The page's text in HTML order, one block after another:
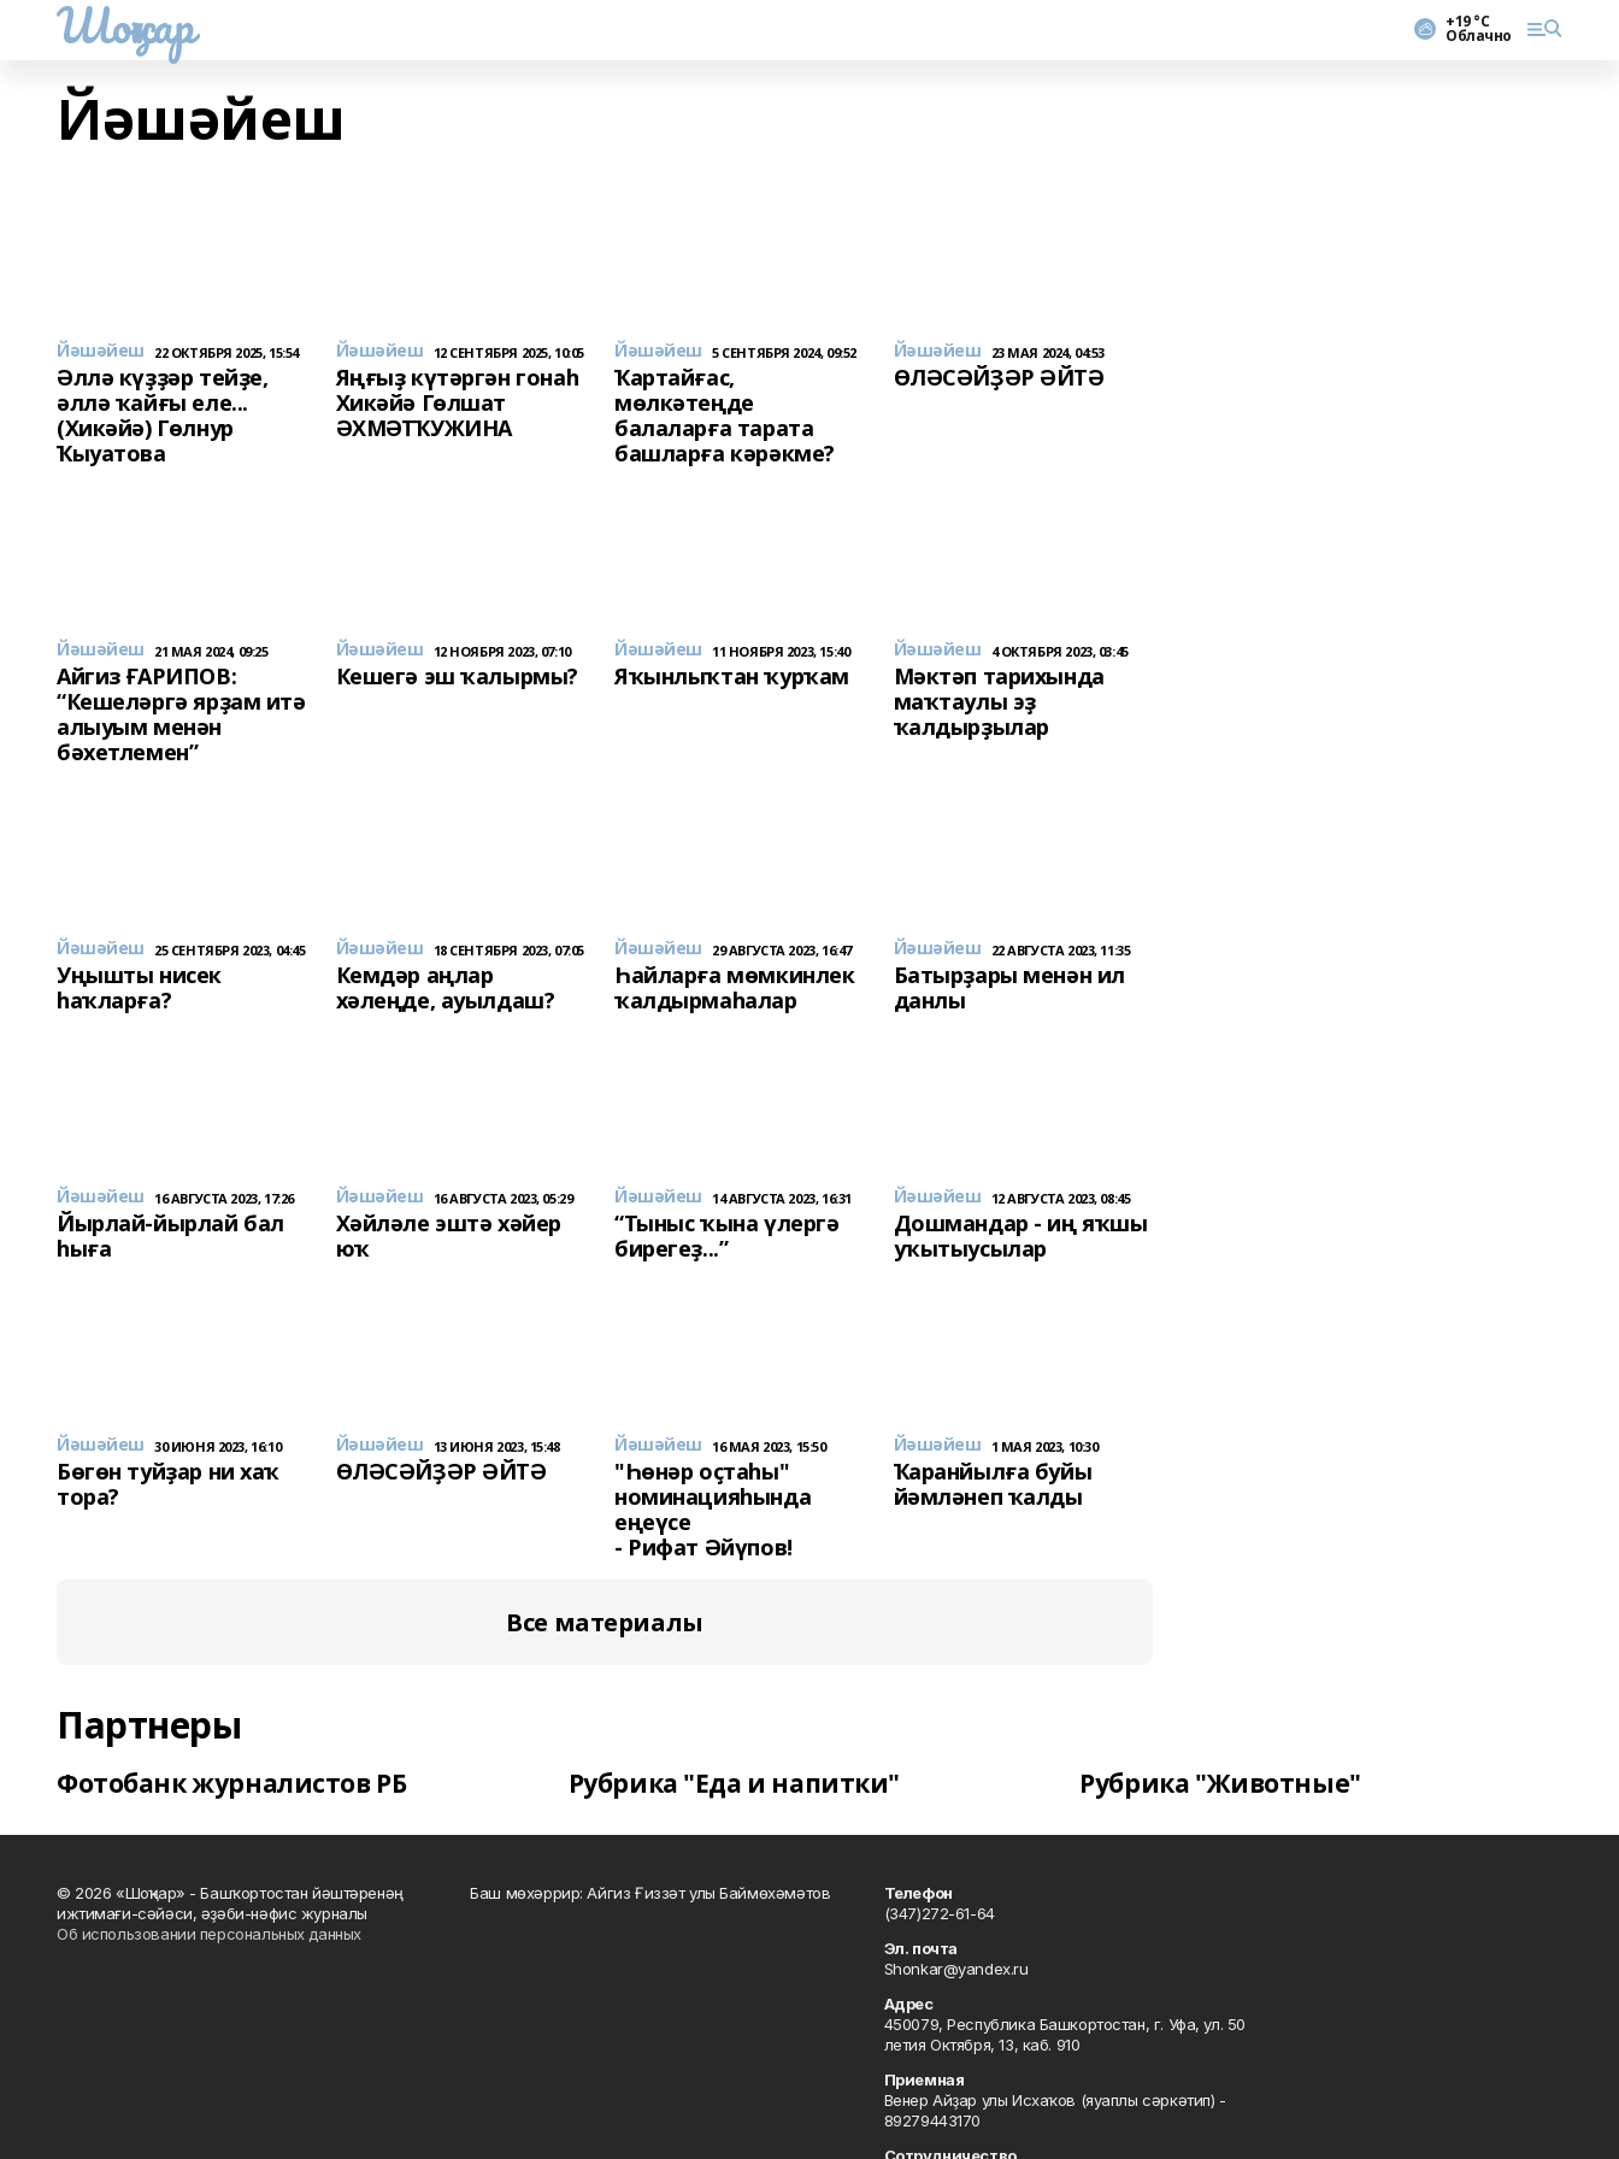
Шоңҡар +19 °С
Облачно
Йәшәйеш
Йәшәйеш 22 ОКТЯБРЯ 2025, 15:54
Әллә күҙҙәр тейҙе,
әллә ҡайғы еле...
(Хикәйә) Гөлнур
Ҡыуатова
Йәшәйеш 12 СЕНТЯБРЯ 2025, 10:05
Яңғыҙ күтәргән гонаһ
Хикәйә Гөлшат
ӘХМӘТҠУЖИНА
Йәшәйеш 5 СЕНТЯБРЯ 2024, 09:52
Ҡартайғас,
мөлкәтеңде
балаларға тарата
башларға кәрәкме?
Йәшәйеш 23 МАЯ 2024, 04:53
ӨЛӘСӘЙҘӘР ӘЙТӘ
Йәшәйеш 21 МАЯ 2024, 09:25
Айгиз ҒАРИПОВ:
“Кешеләргә ярҙам итә
алыуым менән
бәхетлемен”
Йәшәйеш 12 НОЯБРЯ 2023, 07:10
Кешегә эш ҡалырмы?
Йәшәйеш 11 НОЯБРЯ 2023, 15:40
Яҡынлыҡтан ҡурҡам
Йәшәйеш 4 ОКТЯБРЯ 2023, 03:45
Мәктәп тарихында
маҡтаулы эҙ
ҡалдырҙылар
Йәшәйеш 25 СЕНТЯБРЯ 2023, 04:45
Уңышты нисек
һаҡларға?
Йәшәйеш 18 СЕНТЯБРЯ 2023, 07:05
Кемдәр аңлар
хәлеңде, ауылдаш?
Йәшәйеш 29 АВГУСТА 2023, 16:47
Һайларға мөмкинлек
ҡалдырмаһалар
Йәшәйеш 22 АВГУСТА 2023, 11:35
Батырҙары менән ил
данлы
Йәшәйеш 16 АВГУСТА 2023, 17:26
Йырлай-йырлай бал
һыға
Йәшәйеш 16 АВГУСТА 2023, 05:29
Хәйләле эштә хәйер
юҡ
Йәшәйеш 14 АВГУСТА 2023, 16:31
“Тыныс ҡына үлергә
бирегеҙ...”
Йәшәйеш 12 АВГУСТА 2023, 08:45
Дошмандар - иң яҡшы
уҡытыусылар
Йәшәйеш 30 ИЮНЯ 2023, 16:10
Бөгөн туйҙар ни хаҡ
тора?
Йәшәйеш 13 ИЮНЯ 2023, 15:48
ӨЛӘСӘЙҘӘР ӘЙТӘ
Йәшәйеш 16 МАЯ 2023, 15:50
"Һөнәр оҫтаһы"
номинацияһында
еңеүсе
- Рифат Әйүпов!
Йәшәйеш 1 МАЯ 2023, 10:30
Ҡаранйылға буйы
йәмләнеп ҡалды
Все материалы
Партнеры
Фотобанк журналистов РБ Рубрика "Еда и напитки" Рубрика "Животные"
© 2026 «Шоңҡар» - Башҡортостан йәштәренәң
ижтимағи-сәйәси, әҙәби-нәфис журналы
Об использовании персональных данных
Баш мөхәррир: Айгиз Ғиззәт улы Баймөхәмәтов
Телефон
(347)272-61-64
Эл. почта
Shonkar@yandex.ru
Адрес
450079, Республика Башкортостан, г. Уфа, ул. 50
летия Октября, 13, каб. 910
Приемная
Венер Айҙар улы Исхаҡов (яуаплы сәркәтип) -
89279443170